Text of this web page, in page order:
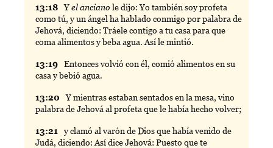
13:18 Yel anciano le dijo: Yo también soy profeta
como tú, y un ángel ha hablado conmigo por palabra de
Jehová, diciendo: Tráele contigo a tu casa para que
coma alimentos y beba agua. Así le mintió.
13:19 Entoncesvolvió con él, comió alimentos en su
casa y bebió agua.
13:20 Ymientras estaban sentados en la mesa, vino
palabra de Jehová al profeta que le había hecho volver;
13:21 yclamó al varón de Dios que había venido de
Judá, diciendo: Así dice Jehová: Puesto que te